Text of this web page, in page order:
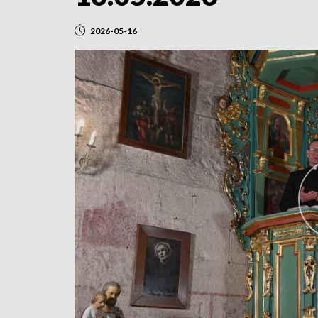
2026-05-16